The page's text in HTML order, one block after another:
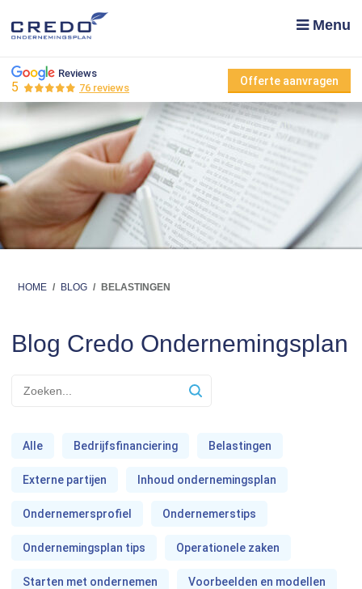
Menu
Reviews
5 76 reviews
Offerte aanvragen
HOME / BLOG / BELASTINGEN
Blog Credo Ondernemingsplan
Alle Bedrijfsfinanciering Belastingen
Externe partijen Inhoud ondernemingsplan
Ondernemersprofiel Ondernemerstips
Ondernemingsplan tips Operationele zaken
Starten met ondernemen Voorbeelden en modellen